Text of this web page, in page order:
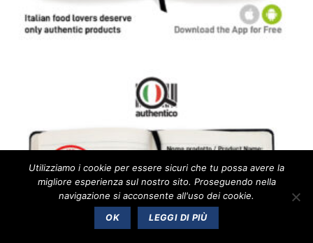
Utilizziamo i cookie per essere sicuri che tu possa avere la
migliore esperienza sul nostro sito. Proseguendo nella
navigazione si acconsente all'uso dei cookie.
OK LEGGI DI PIÙ